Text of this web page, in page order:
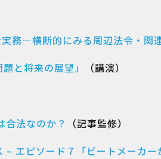
務―横断的にみる周辺法令・関
と将来の展望」
（講演）
合法なのか？
（記事監修）
エピソード７「ビートメーカー